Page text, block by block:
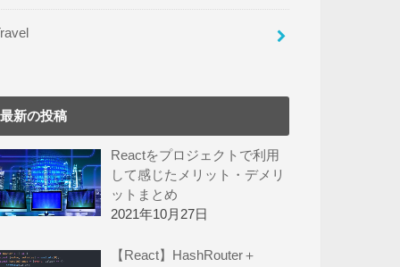
最新の投稿
Reactをプロジェクトで利用
して感じたメリット・デメリ
ットまとめ
2021年10月27日
【React】HashRouter＋